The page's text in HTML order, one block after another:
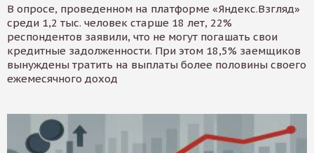
В опросе, проведенном на платформе «Яндекс.Взгляд»
среди 1,2 тыс. человек старше 18 лет, 22%
респондентов заявили, что не могут погашать свои
кредитные задолженности. При этом 18,5% заемщиков
вынуждены тратить на выплаты более половины своего
ежемесячного доход